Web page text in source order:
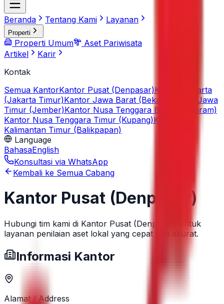
Beranda Tentang Kami Layanan
Properti
Properti Umum
Aset Pariwisata
Artikel
Karir
Kontak
Semua KantorKantor Pusat (Denpasar)Kantor Jakarta
(Jakarta Timur)Kantor Jawa Barat (Bekasi)
Kantor Jawa
Timur (Jember)Kantor Nusa Tenggara Barat (Mataram)
Kantor Nusa Tenggara Timur (Kupang)Kantor
Kalimantan Timur (Balikpapan)
Language
BahasaEnglish
Konsultasi via WhatsApp
Kembali ke Semua Cabang
Kantor Pusat (Denpasar)
Hubungi tim kami di Kantor Pusat (Denpasar) untuk
layanan penilaian aset lokal yang cepat dan akurat.
Informasi Kantor
Alamat / Address